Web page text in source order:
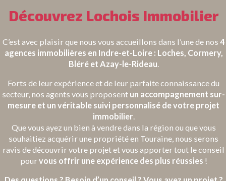
Découvrez Lochois Immobilier
C’est avec plaisir que nous vous accueillons dans l’une de nos 4
agences immobilières en Indre-et-Loire : Loches, Cormery,
Bléré et Azay-le-Rideau.
Forts de leur expérience et de leur parfaite connaissance du
secteur, nos agents vous proposent un accompagnement sur-
mesure et un véritable suivi personnalisé de votre projet
immobilier.
Que vous ayez un bien à vendre dans la région ou que vous
souhaitiez acquérir une propriété en Touraine, nous serons
ravis de découvrir votre projet et vous apporter tout le conseil
pourvous offrir une expérience des plus réussies !